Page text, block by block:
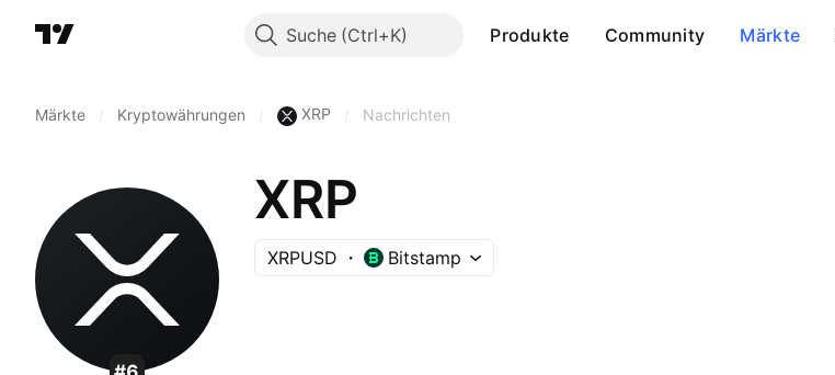
Suche Produkte Community Märkte
Märkte Kryptowährungen XRP Nachrichten
XRP
XRPUSD Bitstamp